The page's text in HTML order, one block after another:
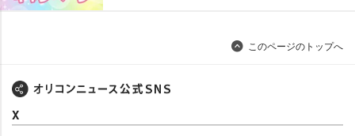
このページのトップへ
X